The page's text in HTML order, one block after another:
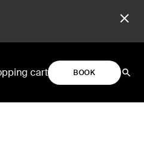
cart BOOK